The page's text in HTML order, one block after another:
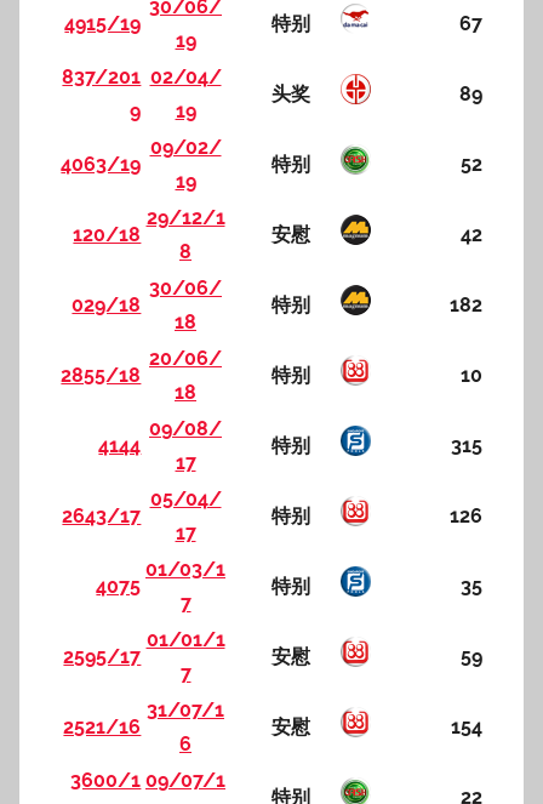
4915/19
30/06/
19
特别 67
837/201
9
02/04/
19
头奖 89
4063/19
09/02/
19
特别 52
120/18
29/12/1
8
安慰 42
029/18
30/06/
18
特别 182
2855/18
20/06/
18
特别 10
4144
09/08/
17
特别 315
2643/17
05/04/
17
特别 126
4075
01/03/1
7
特别 35
2595/17
01/01/1
7
安慰 59
2521/16
31/07/1
6
安慰 154
3600/1 09/07/1
特别 22